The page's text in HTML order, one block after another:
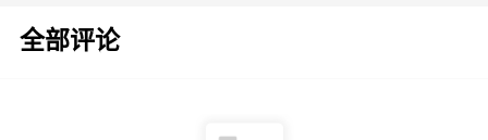
全部评论